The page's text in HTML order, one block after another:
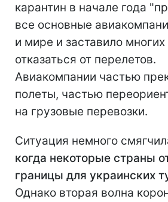
карантин в начале года
все основные
и мире и заставило
отказаться от перелетов.
Авиакомпании частью
полеты, частью
на грузовые перевозки.
Ситуация немного
когда некоторые страны
границы для украинских
Однако вторая волна